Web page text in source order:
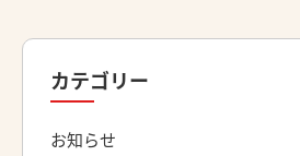
カテゴリー
お知らせ